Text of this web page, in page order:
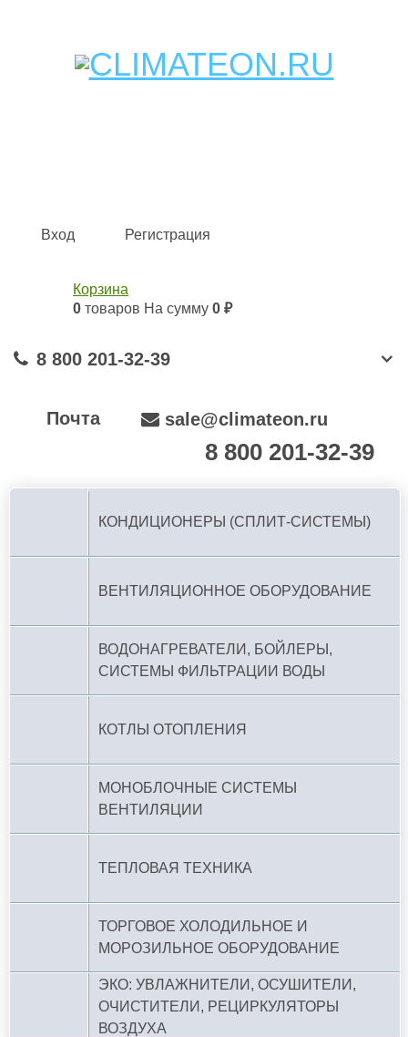
Кондиционеры и сплит-системы, газовые котлы,
Вход Регистрация
Корзина
0 товаров На сумму 0 ₽
8 800 201-32-39
Почта sale@climateon.ru
8 800 201-32-39
КОНДИЦИОНЕРЫ (СПЛИТ-СИСТЕМЫ)
ВЕНТИЛЯЦИОННОЕ ОБОРУДОВАНИЕ
ВОДОНАГРЕВАТЕЛИ, БОЙЛЕРЫ,
СИСТЕМЫ ФИЛЬТРАЦИИ ВОДЫ
КОТЛЫ ОТОПЛЕНИЯ
МОНОБЛОЧНЫЕ СИСТЕМЫ
ВЕНТИЛЯЦИИ
ТЕПЛОВАЯ ТЕХНИКА
ТОРГОВОЕ ХОЛОДИЛЬНОЕ И
МОРОЗИЛЬНОЕ ОБОРУДОВАНИЕ
ЭКО: УВЛАЖНИТЕЛИ, ОСУШИТЕЛИ,
ОЧИСТИТЕЛИ, РЕЦИРКУЛЯТОРЫ
ВОЗДУХА